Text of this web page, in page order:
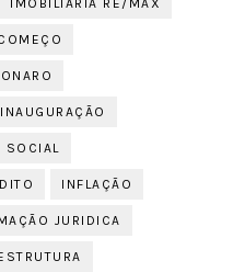
IMOBILIARIA RE/MAX
INAUGURAÇÃO
SOCIAL
INFLAÇÃO
JURIDICA